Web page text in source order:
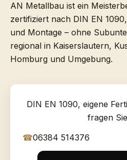
AN Metallbau ist ein
zertifiziert nach DIN EN
und Montage – ohne
regional in Kaiserslautern,
Homburg und Umgebung.
DIN EN 1090, eigene
fragen
☎06384 514376